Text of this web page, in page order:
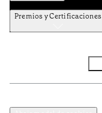
Premios y Certificaciones